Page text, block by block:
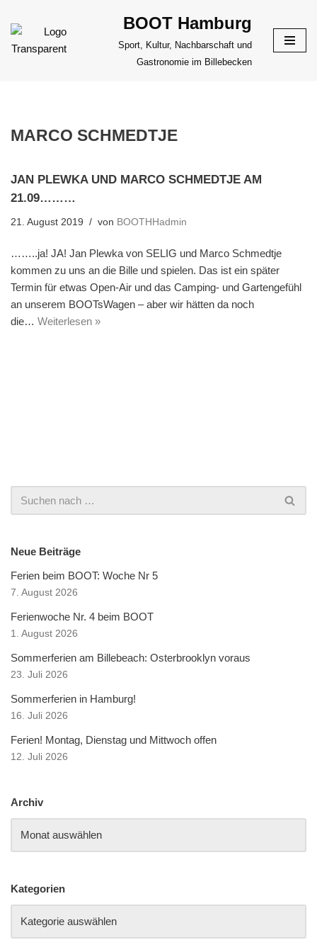
Zum
Inhalt
BOOT Hamburg
Sport, Kultur, Nachbarschaft und
Gastronomie im Billebecken
MARCO SCHMEDTJE
JAN PLEWKA UND MARCO SCHMEDTJE AM
21.09………
21. August 2019 von BOOTHHadmin
……..ja! JA! Jan Plewka von SELIG und Marco Schmedtje
kommen zu uns an die Bille und spielen. Das ist ein später
Termin für etwas Open-Air und das Camping- und Gartengefühl
an unserem BOOTsWagen – aber wir hätten da noch
die… Weiterlesen »
Neue Beiträge
Ferien beim BOOT: Woche Nr 5
7. August 2026
Ferienwoche Nr. 4 beim BOOT
1. August 2026
Sommerferien am Billebeach: Osterbrooklyn voraus
23. Juli 2026
Sommerferien in Hamburg!
16. Juli 2026
Ferien! Montag, Dienstag und Mittwoch offen
12. Juli 2026
Archiv
Kategorien